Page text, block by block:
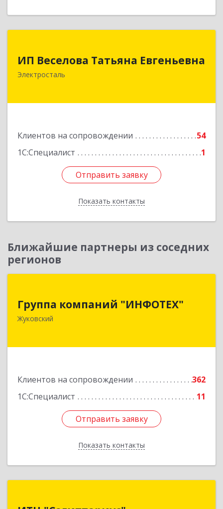
ИП Веселова Татьяна Евгеньевна
Электросталь
Клиентов на сопровождении
54
1С:Специалист
1
Отправить заявку
Показать контакты
Подробнее
Отправить заявку
Назад
Ближайшие партнеры из соседних
регионов
Группа компаний "ИНФОТЕХ"
Жуковский
Клиентов на сопровождении
362
1С:Специалист
11
Отправить заявку
Показать контакты
140180, Московская обл, Жуковский г, Чкалова
Подробнее
Отправить заявку
Назад